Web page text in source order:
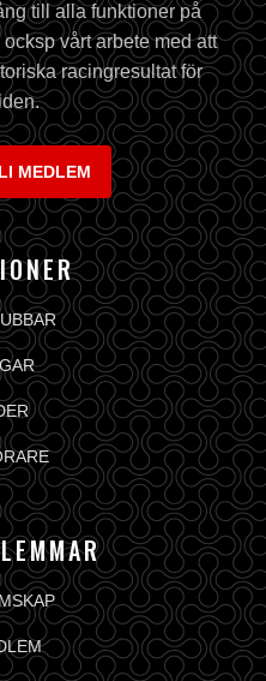
till alla funktioner på
vårt arbete med att
racingresultat för
MEDLEM